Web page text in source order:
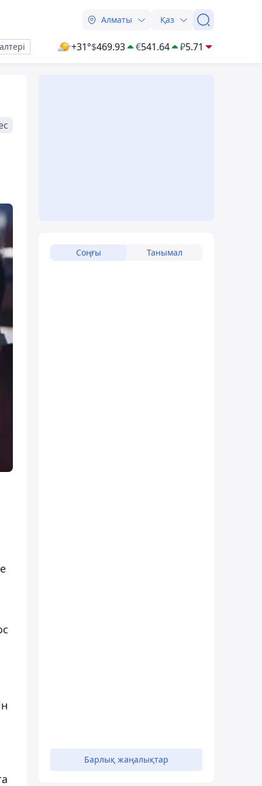
Алматы Қаз
+31°$469.93 €541.64 ₽5.71
Соңғы Танымал
Барлық жаңалықтар